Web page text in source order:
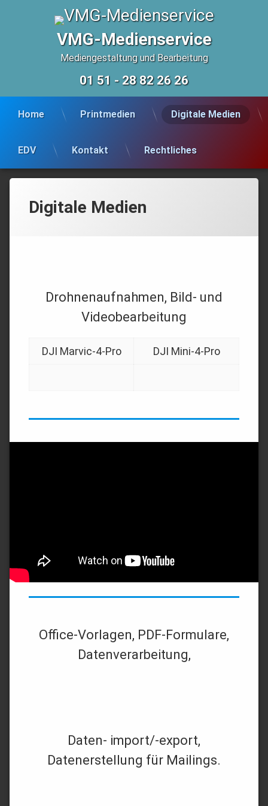
VMG-Medienservice
Mediengestaltung und Bearbeitung
01 51 - 28 82 26 26
Home Printmedien Digitale Medien
EDV Kontakt Rechtliches
Digitale Medien
Drohnenaufnahmen, Bild- und
Videobearbeitung
DJI Marvic-4-Pro DJI Mini-4-Pro
Office-Vorlagen, PDF-Formulare,
Datenverarbeitung,
Daten- import/-export,
Datenerstellung für Mailings.